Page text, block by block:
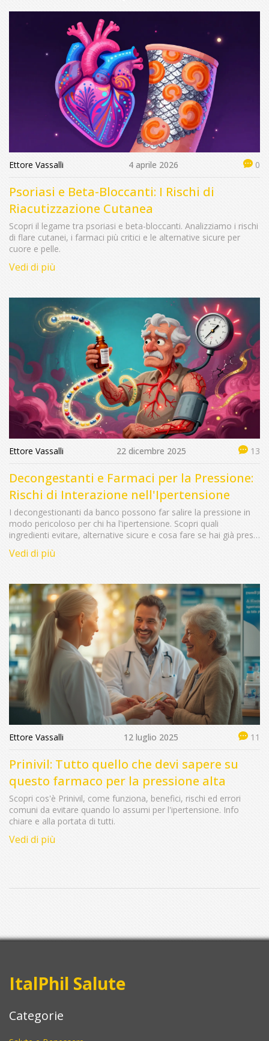
Ettore Vassalli 4 aprile 2026 0
Psoriasi e Beta-Bloccanti: I Rischi di
Riacutizzazione Cutanea
Scopri il legame tra psoriasi e beta-bloccanti. Analizziamo i rischi
di flare cutanei, i farmaci più critici e le alternative sicure per
cuore e pelle.
Vedi di più
Ettore Vassalli 22 dicembre 2025 13
Decongestanti e Farmaci per la Pressione:
Rischi di Interazione nell'Ipertensione
I decongestionanti da banco possono far salire la pressione in
modo pericoloso per chi ha l'ipertensione. Scopri quali
ingredienti evitare, alternative sicure e cosa fare se hai già preso
Vedi di più
Ettore Vassalli 12 luglio 2025 11
Prinivil: Tutto quello che devi sapere su
questo farmaco per la pressione alta
Scopri cos'è Prinivil, come funziona, benefici, rischi ed errori
comuni da evitare quando lo assumi per l'ipertensione. Info
chiare e alla portata di tutti.
Vedi di più
ItalPhil Salute
Categorie